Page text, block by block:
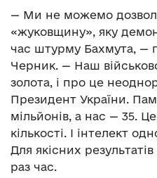
— Ми не можемо
«жуковщину», яку
час штурму Бахмута, —
Черник. — Наш
золота, і про це
Президент України.
мільйонів, а нас — 35.
кількості. І інтелект
Для якісних
раз час.